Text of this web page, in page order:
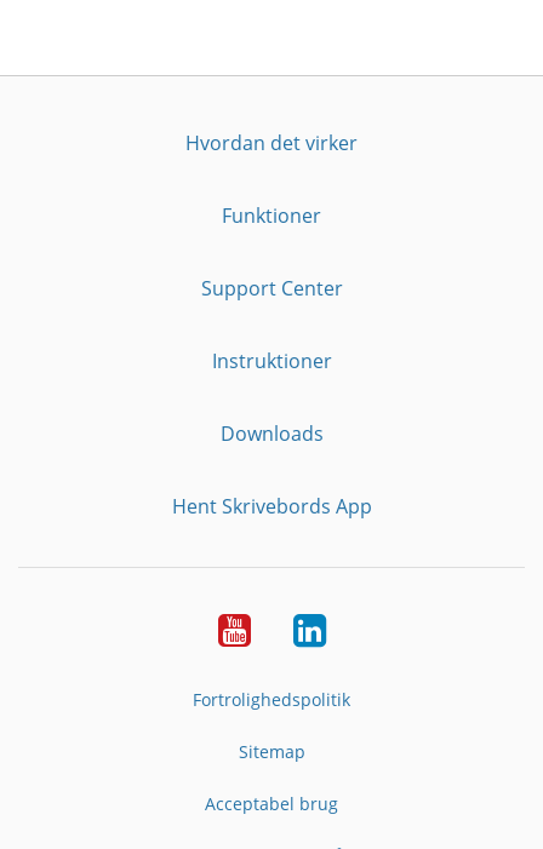
Hvordan det virker
Funktioner
Support Center
Instruktioner
Downloads
Hent Skrivebords App
YouTubeLinkedIn
Fortrolighedspolitik
Sitemap
Acceptabel brug